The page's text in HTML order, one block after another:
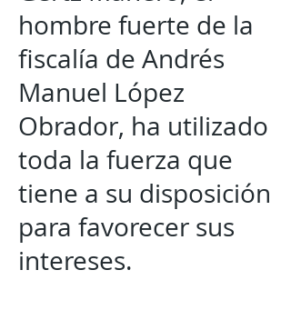
hombre fuerte de la
fiscalía de Andrés
Manuel López
Obrador, ha utilizado
toda la fuerza que
tiene a su disposición
para favorecer sus
intereses.